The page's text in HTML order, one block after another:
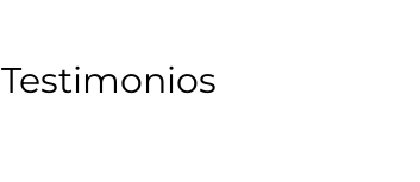
Testimonios